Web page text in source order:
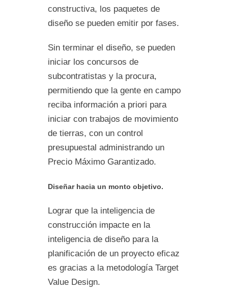
constructiva, los paquetes de
diseño se pueden emitir por fases.
Sin terminar el diseño, se pueden
iniciar los concursos de
subcontratistas y la procura,
permitiendo que la gente en campo
reciba información a priori para
iniciar con trabajos de movimiento
de tierras, con un control
presupuestal administrando un
Precio Máximo Garantizado.
Diseñar hacia un monto objetivo.
Lograr que la inteligencia de
construcción impacte en la
inteligencia de diseño para la
planificación de un proyecto eficaz
es gracias a la metodología Target
Value Design.